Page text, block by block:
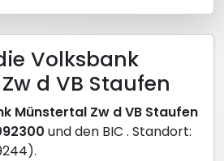
Volksbank
d VB Staufen
Münstertal Zw d VB Staufen
und den BIC . Standort: